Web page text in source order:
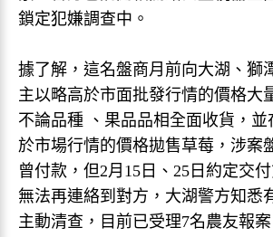
鎖定犯嫌調查中。
據了解，這名盤商月前向大湖、獅
主以略高於市面批發行情的價格大
不論品種 、果品品相全面收貨，
於市場行情的價格拋售草莓，涉案
曾付款，但2月15日、25日約定交
無法再連絡到對方，大湖警方知悉
主動清查，目前已受理7名農友報